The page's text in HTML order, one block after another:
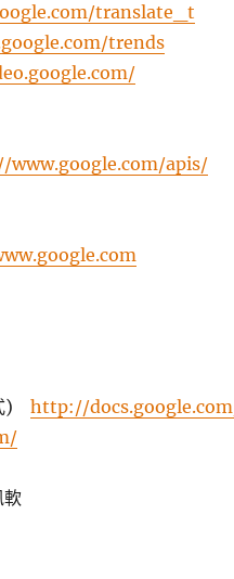
translate_t
trends
apis/
) http://